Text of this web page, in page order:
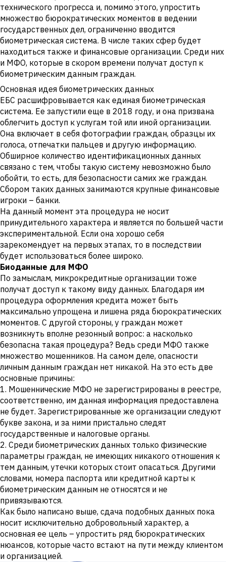
технического прогресса и, помимо этого, упростить
множество бюрократических моментов в ведении
государственных дел, ограниченно вводится
биометрическая система. В числе таких сфер будет
находиться также и финансовые организации. Среди них
и МФО, которые в скором времени получат доступ к
биометрическим данным граждан.
Основная идея биометрических данных
ЕБС расшифровывается как единая биометрическая
система. Ее запустили еще в 2018 году, и она призвана
облегчить доступ к услугам той или иной организации.
Она включает в себя фотографии граждан, образцы их
голоса, отпечатки пальцев и другую информацию.
Обширное количество идентификационных данных
связано с тем, чтобы такую систему невозможно было
обойти, то есть, для безопасности самих же граждан.
Сбором таких данных занимаются крупные финансовые
игроки – банки.
На данный момент эта процедура не носит
принудительного характера и является по большей части
экспериментальной. Если она хорошо себя
зарекомендует на первых этапах, то в последствии
будет использоваться более широко.
Биоданные для МФО
По замыслам, микрокредитные организации тоже
получат доступ к такому виду данных. Благодаря им
процедура оформления кредита может быть
максимально упрощена и лишена ряда бюрократических
моментов. С другой стороны, у граждан может
возникнуть вполне резонный вопрос: а насколько
безопасна такая процедура? Ведь среди МФО также
множество мошенников. На самом деле, опасности
личным данным граждан нет никакой. На это есть две
основные причины:
1. Мошеннические МФО не зарегистрированы в реестре,
соответственно, им данная информация предоставлена
не будет. Зарегистрированные же организации следуют
букве закона, и за ними пристально следят
государственные и налоговые органы.
2. Среди биометрических данных только физические
параметры граждан, не имеющих никакого отношения к
тем данным, утечки которых стоит опасаться. Другими
словами, номера паспорта или кредитной карты к
биометрическим данным не относятся и не
привязываются.
Как было написано выше, сдача подобных данных пока
носит исключительно добровольный характер, а
основная ее цель – упростить ряд бюрократических
нюансов, которые часто встают на пути между клиентом
и организацией.